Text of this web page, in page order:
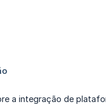
a integração de